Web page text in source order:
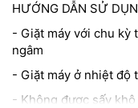
HƯỚNG DẪN SỬ
- Giặt máy với chu kỳ
ngâm
- Giặt máy ở nhiệt độ
- Không được sấy khô